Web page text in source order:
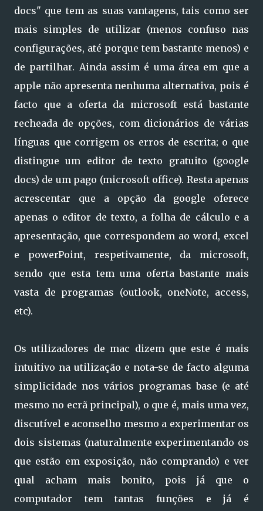
docs" que tem as suas vantagens, tais como ser
mais simples de utilizar (menos confuso nas
configurações, até porque tem bastante menos) e
de partilhar. Ainda assim é uma área em que a
apple não apresenta nenhuma alternativa, pois é
facto que a oferta da microsoft está bastante
recheada de opções, com dicionários de várias
línguas que corrigem os erros de escrita; o que
distingue um editor de texto gratuito (google
docs) de um pago (microsoft office). Resta apenas
acrescentar que a opção da google oferece
apenas o editor de texto, a folha de cálculo e a
apresentação, que correspondem ao word, excel
e powerPoint, respetivamente, da microsoft,
sendo que esta tem uma oferta bastante mais
vasta de programas (outlook, oneNote, access,
etc).
Os utilizadores de mac dizem que este é mais
intuitivo na utilização e nota-se de facto alguma
simplicidade nos vários programas base (e até
mesmo no ecrã principal), o que é, mais uma vez,
discutível e aconselho mesmo a experimentar os
dois sistemas (naturalmente experimentando os
que estão em exposição, não comprando) e ver
qual acham mais bonito, pois já que o
computador tem tantas funções e já é